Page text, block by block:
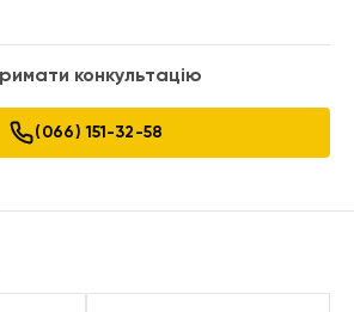
конкультацію
(066) 151-32-58